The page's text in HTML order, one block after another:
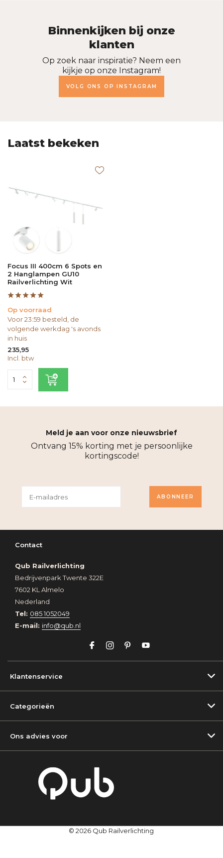
Binnenkijken bij onze
klanten
Op zoek naar inspiratie? Neem een
kijkje op onze Instagram!
VOLG ONS OP INSTAGRAM
Laatst bekeken
Focus III 400cm 6 Spots en
2 Hanglampen GU10
Railverlichting Wit
Op voorraad
Voor 23:59 besteld, de
volgende werkdag 's avonds
in huis
235,95
Incl. btw
Meld je aan voor onze nieuwsbrief
Ontvang 15% korting met je persoonlijke
kortingscode!
ABONNEER
Contact
Qub Railverlichting
Bedrijvenpark Twente 322E
7602 KL Almelo
Nederland
Tel: 085 1052049
E-mail: info@qub.nl
Klantenservice
Categorieën
Ons advies voor
© 2026 Qub Railverlichting